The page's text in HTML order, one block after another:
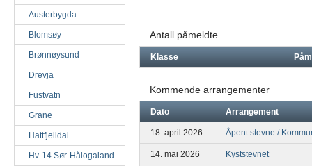
Austerbygda
Blomsøy
Brønnøysund
Drevja
Fustvatn
Grane
Hattfjelldal
Hv-14 Sør-Hålogaland
Antall påmeldte
Klasse
Kommende arrangementer
Dato Arrangement
18. april 2026 Åpent stevne /
14. mai 2026 Kyststevnet